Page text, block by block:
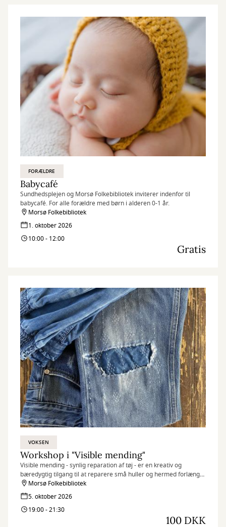
FORÆLDRE
Babycafé
Sundhedsplejen og Morsø Folkebibliotek inviterer indenfor til
babycafé. For alle forældre med børn i alderen 0-1 år.
Morsø Folkebibliotek
1. oktober 2026
10:00 - 12:00
Gratis
VOKSEN
Workshop i "Visible mending"
Visible mending - synlig reparation af tøj - er en kreativ og
bæredygtig tilgang til at reparere små huller og hermed forlænge
levetiden på dine favoritter i klædeskabet.
Morsø Folkebibliotek
5. oktober 2026
19:00 - 21:30
100 DKK